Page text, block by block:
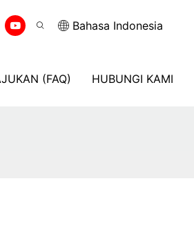
Bahasa Indonesia
(FAQ) HUBUNGI KAMI